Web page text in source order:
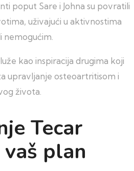
poput Sare i Johna su povratili
uživajući u aktivnostima
nemogućim.
kao inspiracija drugima koji
upravljanje osteoartritisom i
života.
Tecar
plan